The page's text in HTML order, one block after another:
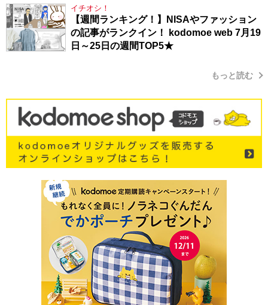
イチオシ！
【週間ランキング！】NISAやファッション
の記事がランクイン！ kodomoe web 7月19
日～25日の週間TOP5★
もっと読む